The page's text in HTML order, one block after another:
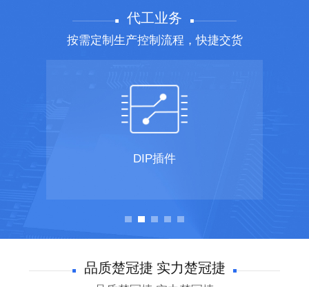
代工业务
按需定制生产控制流程，快捷交货
DIP插件
品质楚冠捷 实力楚冠捷